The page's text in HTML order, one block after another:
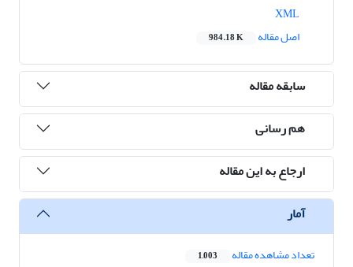
اصل مقاله
984.18 K
سابقه مقاله
هم رسانی
ارجاع به این مقاله
آمار
تعداد مشاهده مقاله 1,003